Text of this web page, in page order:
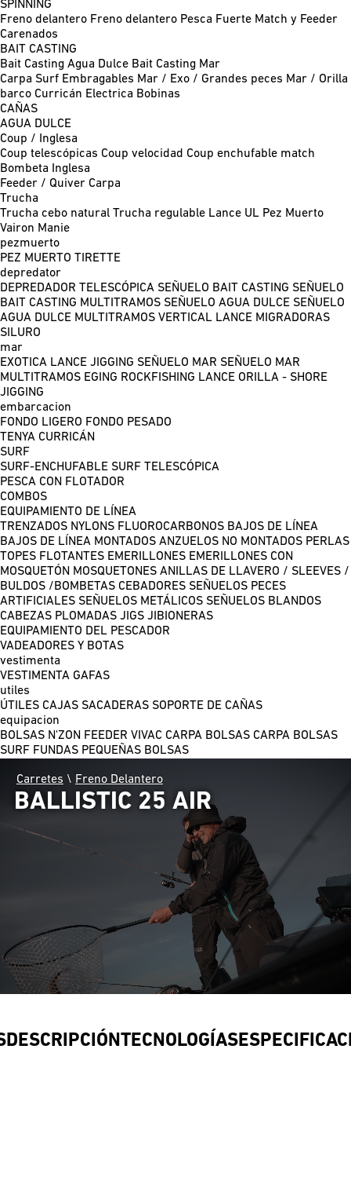
SPINNING
Freno delantero Freno delantero Pesca Fuerte Match y Feeder
Carenados
BAIT CASTING
Bait Casting Agua Dulce Bait Casting Mar
Carpa Surf Embragables Mar / Exo / Grandes peces Mar / Orilla
barco Curricán Electrica Bobinas
CAÑAS
AGUA DULCE
Coup / Inglesa
Coup telescópicas Coup velocidad Coup enchufable match
Bombeta
Inglesa
Feeder / Quiver Carpa
Trucha
Trucha cebo natural Trucha regulable Lance UL Pez Muerto
Vairon Manie
pezmuerto
PEZ MUERTO TIRETTE
depredator
DEPREDADOR TELESCÓPICA SEÑUELO BAIT CASTING SEÑUELO
BAIT CASTING MULTITRAMOS SEÑUELO AGUA DULCE SEÑUELO
AGUA DULCE MULTITRAMOS VERTICAL LANCE MIGRADORAS
SILURO
mar
EXOTICA LANCE JIGGING SEÑUELO MAR SEÑUELO MAR
MULTITRAMOS EGING ROCKFISHING LANCE ORILLA - SHORE
JIGGING
embarcacion
FONDO LIGERO FONDO PESADO
TENYA CURRICÁN
SURF
SURF-ENCHUFABLE SURF TELESCÓPICA
PESCA CON FLOTADOR
COMBOS
EQUIPAMIENTO DE LÍNEA
TRENZADOS NYLONS FLUOROCARBONOS BAJOS DE LÍNEA
BAJOS DE LÍNEA MONTADOS ANZUELOS NO MONTADOS PERLAS
TOPES FLOTANTES EMERILLONES EMERILLONES CON
MOSQUETÓN MOSQUETONES ANILLAS DE LLAVERO / SLEEVES /
BULDOS /BOMBETAS CEBADORES SEÑUELOS PECES
ARTIFICIALES SEÑUELOS METÁLICOS SEÑUELOS BLANDOS
CABEZAS PLOMADAS JIGS JIBIONERAS
EQUIPAMIENTO DEL PESCADOR
VADEADORES Y BOTAS
vestimenta
VESTIMENTA GAFAS
utiles
ÚTILES CAJAS SACADERAS SOPORTE DE CAÑAS
equipacion
BOLSAS N'ZON FEEDER VIVAC CARPA BOLSAS CARPA BOLSAS
SURF FUNDAS PEQUEÑAS BOLSAS
Carretes \ Freno Delantero
BALLISTIC 25 AIR
DESCRIPCIÓN TECNOLOGÍAS